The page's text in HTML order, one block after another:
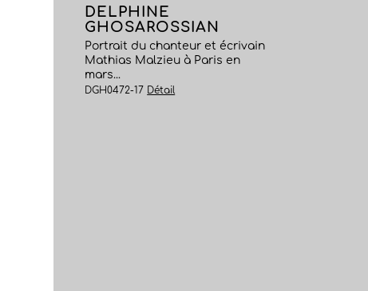
DELPHINE
GHOSAROSSIAN
Portrait du chanteur et écrivain
Mathias Malzieu à Paris en
mars...
DGH0472-17 Détail